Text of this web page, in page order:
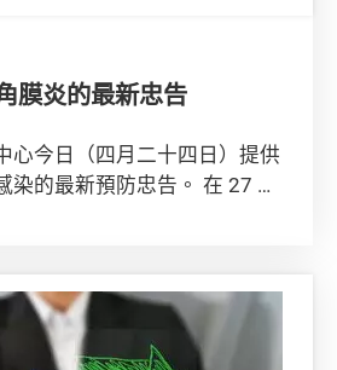
膜炎的最新忠告
心今日（四月二十四日）提供
染的最新預防忠告。 在 27 名